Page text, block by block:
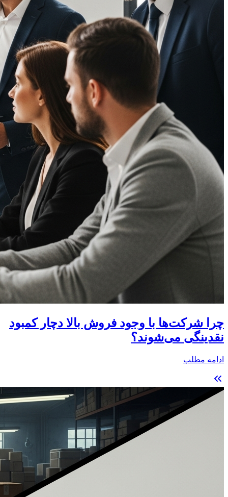
چرا شرکت‌ها با وجود فروش بالا دچار کمبود
نقدینگی می‌شوند؟
ادامه مطلب